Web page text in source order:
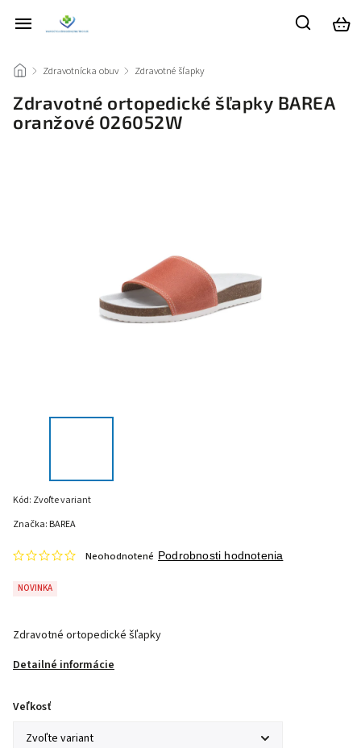
/ Zdravotnícka obuv / Zdravotné šľapky
Zdravotné ortopedické šľapky BAREA
oranžové 026052W
Kód: Zvoľte variant
NOVINKA
Neohodnotené Podrobnosti hodnotenia
Zdravotné ortopedické šľapky
Detailné informácie
Značka: BAREA
Veľkosť